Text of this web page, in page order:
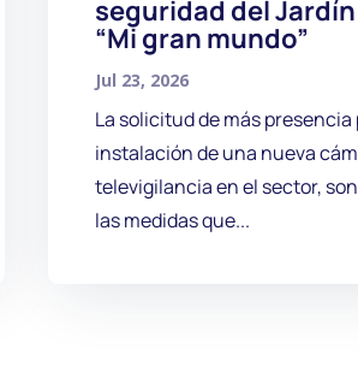
seguridad del
“Mi gran mundo”
Jul 23, 2026
La solicitud de más presencia
instalación de una nueva
televigilancia en el sector,
las medidas que...